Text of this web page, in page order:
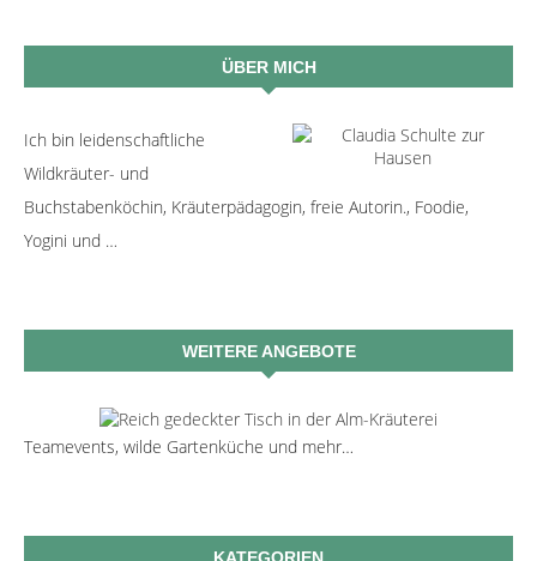
ÜBER MICH
Ich bin leidenschaftliche
Wildkräuter- und
Buchstabenköchin, Kräuterpädagogin, freie Autorin., Foodie,
Yogini und …
WEITERE ANGEBOTE
Teamevents, wilde Gartenküche und mehr…
KATEGORIEN